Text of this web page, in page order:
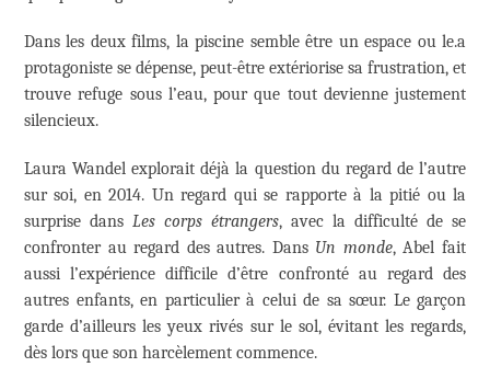
Dans les deux films, la piscine semble être un espace ou le.a
protagoniste se dépense, peut-être extériorise sa frustration, et
trouve refuge sous l’eau, pour que tout devienne justement
silencieux.
Laura Wandel explorait déjà la question du regard de l’autre
sur soi, en 2014. Un regard qui se rapporte à la pitié ou la
surprise dans Les corps étrangers, avec la difficulté de se
confronter au regard des autres. Dans Un monde, Abel fait
aussi l’expérience difficile d’être confronté au regard des
autres enfants, en particulier à celui de sa sœur. Le garçon
garde d’ailleurs les yeux rivés sur le sol, évitant les regards,
dès lors que son harcèlement commence.